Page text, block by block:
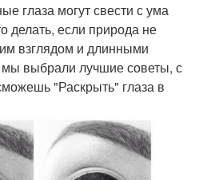
глаза могут свести с ума
делать, если природа не
взглядом и длинными
выбрали лучшие советы, с
"Раскрыть" глаза в